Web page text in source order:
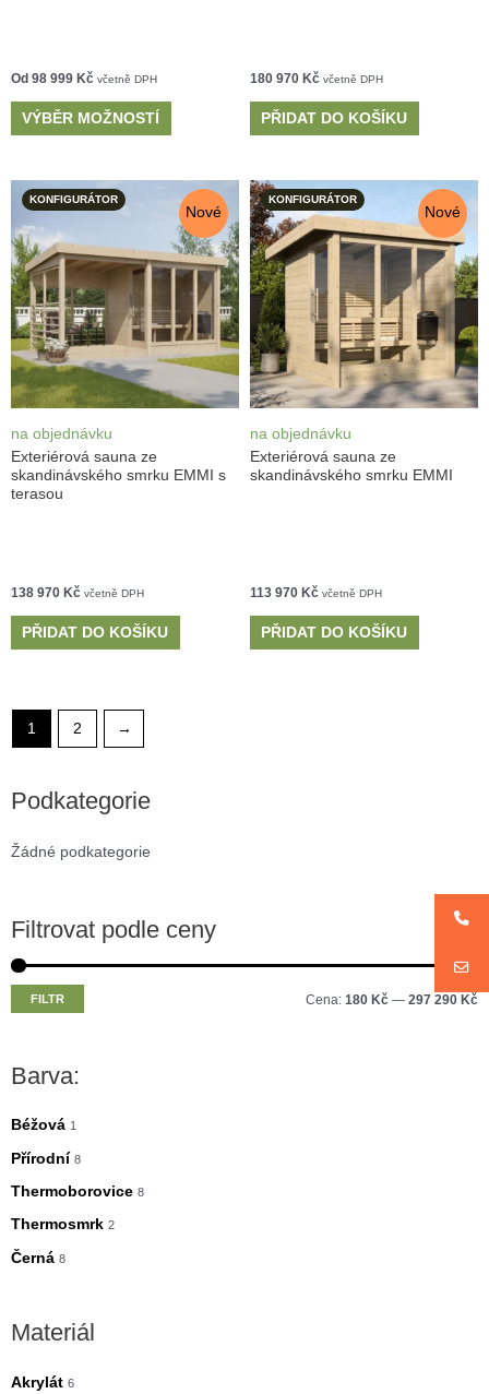
Podkategorie
Žádné podkategorie
Filtrovat podle ceny
MM
FILTR Cena: 180 Kč — 297 290 Kč
Barva:
Béžová 1
Přírodní 8
Thermoborovice 8
Thermosmrk 2
Černá 8
Materiál
Akrylát 6
Od 98 999 Kč včetně DPH
VÝBĚR MOŽNOSTÍ
180 970 Kč včetně DPH
PŘIDAT DO KOŠÍKU
KONFIGURÁTOR
Nové
na objednávku
Exteriérová sauna ze
skandinávského smrku EMMI s
terasou
138 970 Kč včetně DPH
PŘIDAT DO KOŠÍKU
KONFIGURÁTOR
Nové
na objednávku
Exteriérová sauna ze
skandinávského smrku EMMI
113 970 Kč včetně DPH
PŘIDAT DO KOŠÍKU
1 2 →